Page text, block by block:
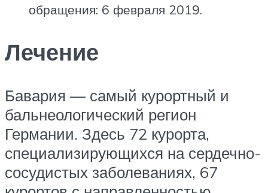
обращения: 6 февраля 2019.
Лечение
Бавария — самый курортный и
бальнеологический регион
Германии. Здесь 72 курорта,
специализирующихся на сердечно-
сосудистых заболеваниях, 67